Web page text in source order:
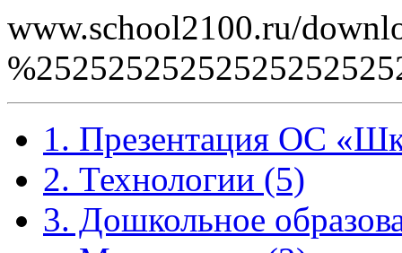
www.school2100.ru/
1. Презентация ОС
2. Технологии (5)
3. Дошкольное